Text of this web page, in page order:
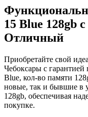
15 Blue 128gb
Отличный
Приобретайте свой
Чебоксары с
Blue, кол-во памяти
новые, так и бывшие в
128gb, обеспечивая
покупке.